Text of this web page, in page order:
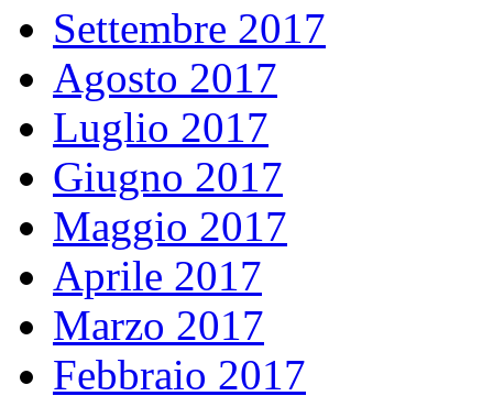
Settembre 2017
Agosto 2017
Luglio 2017
Giugno 2017
Maggio 2017
Aprile 2017
Marzo 2017
Febbraio 2017